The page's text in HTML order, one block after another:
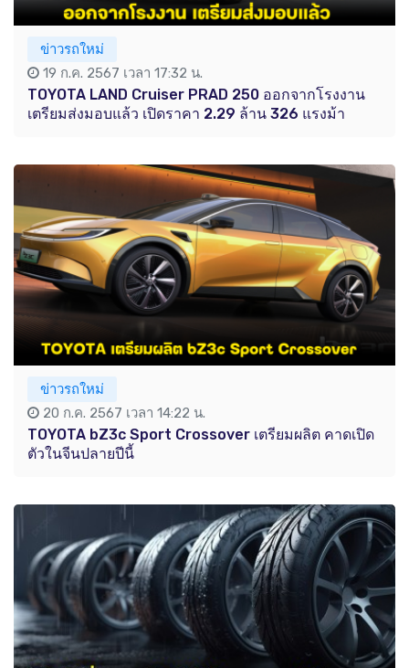
ข่าวรถใหม่
19 ก.ค. 2567 เวลา 17:32 น.
TOYOTA LAND Cruiser PRAD 250 ออกจากโรงงาน
เตรียมส่งมอบแล้ว เปิดราคา 2.29 ล้าน 326 แรงม้า
ข่าวรถใหม่
20 ก.ค. 2567 เวลา 14:22 น.
TOYOTA bZ3c Sport Crossover เตรียมผลิต คาดเปิด
ตัวในจีนปลายปีนี้